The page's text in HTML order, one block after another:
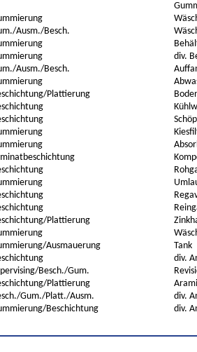
Ausm./Besch.
div.
Ausm./Besch.
Plattierung
Plattierung
Ausmauerung Tank
div.
Besch./Gum.
Plattierung
Gum./Platt./Ausm. div.
Beschichtung div.